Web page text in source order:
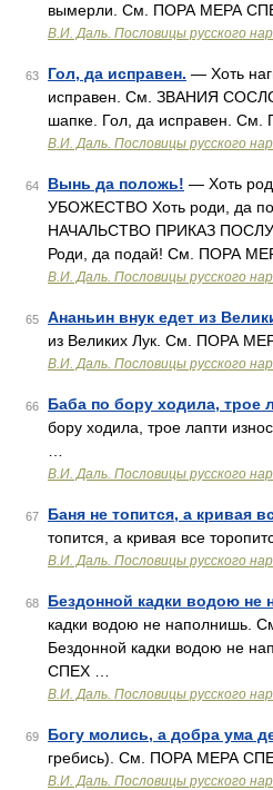
вымерли. См. ПОРА МЕРА
В.И. Даль. Пословицы русского
63 Гол, да исправен. — Хоть
исправен. См. ЗВАНИЯ
шапке. Гол, да исправен.
В.И. Даль. Пословицы русского
64 Вынь да положь! — Хоть
УБОЖЕСТВО Хоть роди, да
НАЧАЛЬСТВО ПРИКАЗ
Роди, да подай! См. ПОРА
В.И. Даль. Пословицы русского
65 Ананьин внук едет из
из Великих Лук. См. ПОРА
В.И. Даль. Пословицы русского
66 Баба по бору ходила, трое
бору ходила, трое лапти
В.И. Даль. Пословицы русского
67 Баня не топится, а кривая
топится, а кривая все
В.И. Даль. Пословицы русского
68 Бездонной кадки водою не
кадки водою не
Бездонной кадки водою не
СПЕХ …
В.И. Даль. Пословицы русского
69 Богу молись, а добра ума
гребись). См. ПОРА МЕРА
В.И. Даль. Пословицы русского